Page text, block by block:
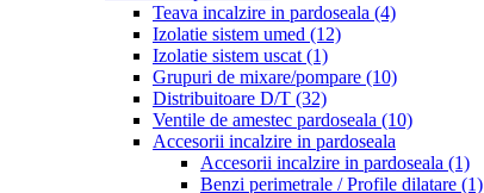
Teava incalzire in pardoseala (4)
Izolatie sistem umed (12)
Izolatie sistem uscat (1)
Grupuri de mixare/pompare (10)
Distribuitoare D/T (32)
Ventile de amestec pardoseala (10)
Accesorii incalzire in pardoseala
Accesorii incalzire in pardoseala (1)
Benzi perimetrale / Profile dilatare (1)